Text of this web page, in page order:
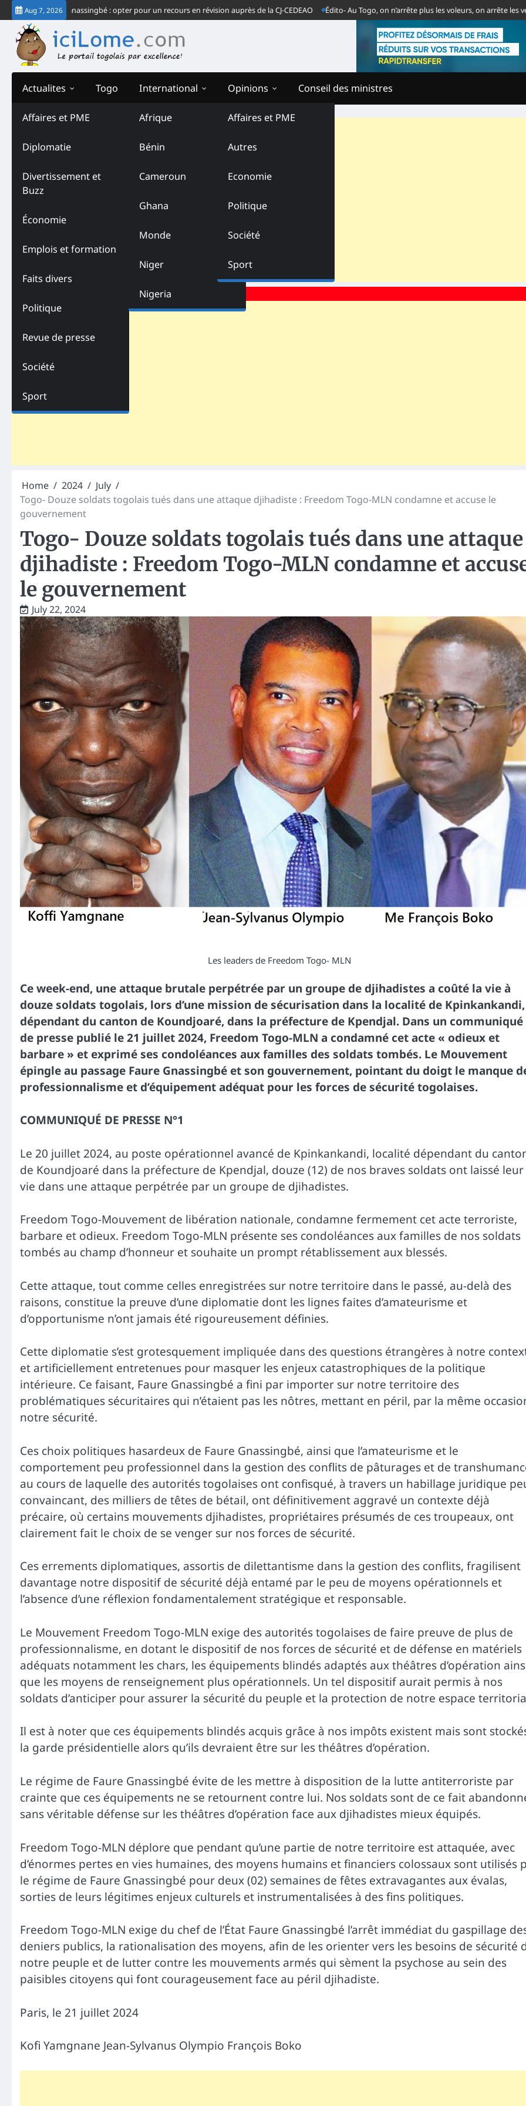
Skip
to
content
Aug 7, 2026
Gnassingbé : opter pour un recours en révision auprès de la CJ-CEDEAO Édito- Au Togo, on n’arrête plus les voleurs, on arrête les vendeurs
Actualites
Affaires et PME
Diplomatie
Divertissement et
Buzz
Économie
Emplois et formation
Faits divers
Politique
Revue de presse
Société
Sport
Togo International
Afrique
Bénin
Cameroun
Ghana
Monde
Niger
Nigeria
Opinions
Affaires et PME
Autres
Economie
Politique
Société
Sport
Conseil des ministres
Home 2024
July
Togo- Douze soldats togolais tués dans une attaque djihadiste : Freedom Togo-MLN condamne et accuse le
gouvernement
Togo- Douze soldats togolais tués dans une attaque
djihadiste : Freedom Togo-MLN condamne et
le gouvernement
July 22, 2024
Les leaders de Freedom Togo- MLN
Ce week-end, une attaque brutale perpétrée par un groupe de djihadistes a coûté la vie à
douze soldats togolais, lors d’une mission de sécurisation dans la localité de Kpinkankandi,
dépendant du canton de Koundjoaré, dans la préfecture de Kpendjal. Dans un communiqué
de presse publié le 21 juillet 2024, Freedom Togo-MLN a condamné cet acte « odieux et
barbare » et exprimé ses condoléances aux familles des soldats tombés. Le Mouvement
épingle au passage Faure Gnassingbé et son gouvernement, pointant du doigt le manque
professionnalisme et d’équipement adéquat pour les forces de sécurité togolaises.
COMMUNIQUÉ DE PRESSE N°1
Le 20 juillet 2024, au poste opérationnel avancé de Kpinkankandi, localité dépendant du
de Koundjoaré dans la préfecture de Kpendjal, douze (12) de nos braves soldats ont laissé leur
vie dans une attaque perpétrée par un groupe de djihadistes.
Freedom Togo-Mouvement de libération nationale, condamne fermement cet acte terroriste,
barbare et odieux. Freedom Togo-MLN présente ses condoléances aux familles de nos soldats
tombés au champ d’honneur et souhaite un prompt rétablissement aux blessés.
Cette attaque, tout comme celles enregistrées sur notre territoire dans le passé, au-delà des
raisons, constitue la preuve d’une diplomatie dont les lignes faites d’amateurisme et
d’opportunisme n’ont jamais été rigoureusement définies.
Cette diplomatie s’est grotesquement impliquée dans des questions étrangères à notre
et artificiellement entretenues pour masquer les enjeux catastrophiques de la politique
intérieure. Ce faisant, Faure Gnassingbé a fini par importer sur notre territoire des
problématiques sécuritaires qui n’étaient pas les nôtres, mettant en péril, par la même
notre sécurité.
Ces choix politiques hasardeux de Faure Gnassingbé, ainsi que l’amateurisme et le
comportement peu professionnel dans la gestion des conflits de pâturages et de
au cours de laquelle des autorités togolaises ont confisqué, à travers un habillage juridique
convaincant, des milliers de têtes de bétail, ont définitivement aggravé un contexte déjà
précaire, où certains mouvements djihadistes, propriétaires présumés de ces troupeaux, ont
clairement fait le choix de se venger sur nos forces de sécurité.
Ces errements diplomatiques, assortis de dilettantisme dans la gestion des conflits, fragilisent
davantage notre dispositif de sécurité déjà entamé par le peu de moyens opérationnels et
l’absence d’une réflexion fondamentalement stratégique et responsable.
Le Mouvement Freedom Togo-MLN exige des autorités togolaises de faire preuve de plus de
professionnalisme, en dotant le dispositif de nos forces de sécurité et de défense en matériels
adéquats notamment les chars, les équipements blindés adaptés aux théâtres d’opération
que les moyens de renseignement plus opérationnels. Un tel dispositif aurait permis à nos
soldats d’anticiper pour assurer la sécurité du peuple et la protection de notre espace
Il est à noter que ces équipements blindés acquis grâce à nos impôts existent mais sont
la garde présidentielle alors qu’ils devraient être sur les théâtres d’opération.
Le régime de Faure Gnassingbé évite de les mettre à disposition de la lutte antiterroriste par
crainte que ces équipements ne se retournent contre lui. Nos soldats sont de ce fait
sans véritable défense sur les théâtres d’opération face aux djihadistes mieux équipés.
Freedom Togo-MLN déplore que pendant qu’une partie de notre territoire est attaquée, avec
d’énormes pertes en vies humaines, des moyens humains et financiers colossaux sont utilisés
le régime de Faure Gnassingbé pour deux (02) semaines de fêtes extravagantes aux évalas,
sorties de leurs légitimes enjeux culturels et instrumentalisées à des fins politiques.
Freedom Togo-MLN exige du chef de l’État Faure Gnassingbé l’arrêt immédiat du gaspillage
deniers publics, la rationalisation des moyens, afin de les orienter vers les besoins de sécurité
notre peuple et de lutter contre les mouvements armés qui sèment la psychose au sein des
paisibles citoyens qui font courageusement face au péril djihadiste.
Paris, le 21 juillet 2024
Kofi Yamgnane Jean-Sylvanus Olympio François Boko